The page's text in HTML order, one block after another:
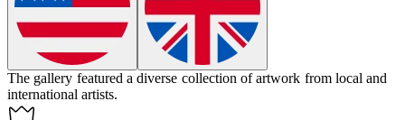
The gallery featured a diverse collection ofartwork from local and
international artists.